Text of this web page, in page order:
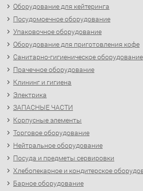
Оборудование для кейтеринга
Посудомоечное оборудование
Упаковочное оборудование
Оборудование для приготовления кофе
Санитарно-гигиеническое оборудование
Прачечное оборудование
Клининг и гигиена
Электрика
ЗАПАСНЫЕ ЧАСТИ
Корпусные элементы
Торговое оборудование
Нейтральное оборудование
Посуда и предметы сервировки
Хлебопекарное и кондитерское
Барное оборудование